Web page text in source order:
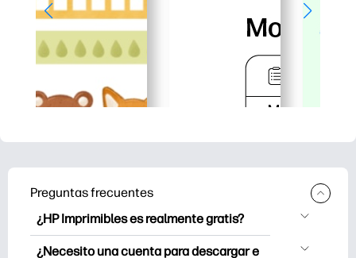
Preguntas frecuentes
¿HP Imprimibles es realmente gratis?
HP Printables ofrece más de 2.500
¿Necesito una cuenta para descargar e